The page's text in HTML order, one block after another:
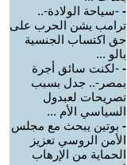
- -سياحة الولادة-..
ترامب يشن الحرب على
حق اكتساب الجنسية
بالو ...
- -لكنت سائق أجرة
بمصر-.. جدل بسبب
تصريحات لعبدول
السياسي الأم ...
- بوتين يبحث مع مجلس
الأمن الروسي تعزيز
الحماية من الإرهاب